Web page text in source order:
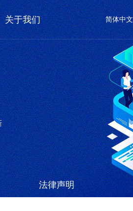
关于我们 简体中文
法律声明